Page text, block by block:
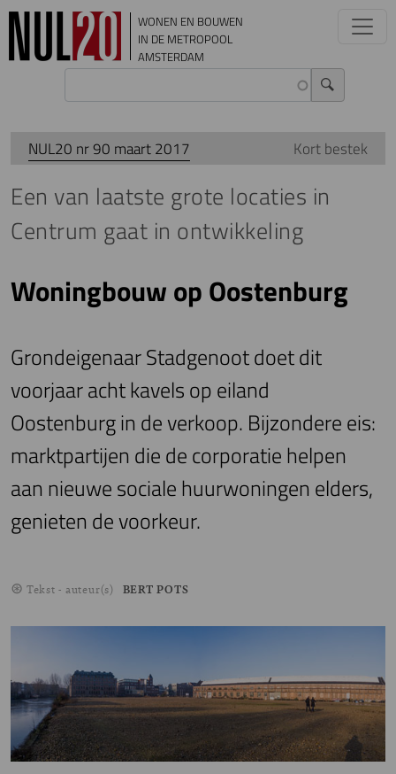
Overslaan en naar de inhoud gaan
WONEN EN BOUWEN
IN DE METROPOOL
AMSTERDAM
NUL20 nr 90 maart 2017 Kort bestek
Een van laatste grote locaties in
Centrum gaat in ontwikkeling
Woningbouw op Oostenburg
Grondeigenaar Stadgenoot doet dit
voorjaar acht kavels op eiland
Oostenburg in de verkoop. Bijzondere eis:
marktpartijen die de corporatie helpen
aan nieuwe sociale huurwoningen elders,
genieten de voorkeur.
Tekst - auteur(s) BERT POTS